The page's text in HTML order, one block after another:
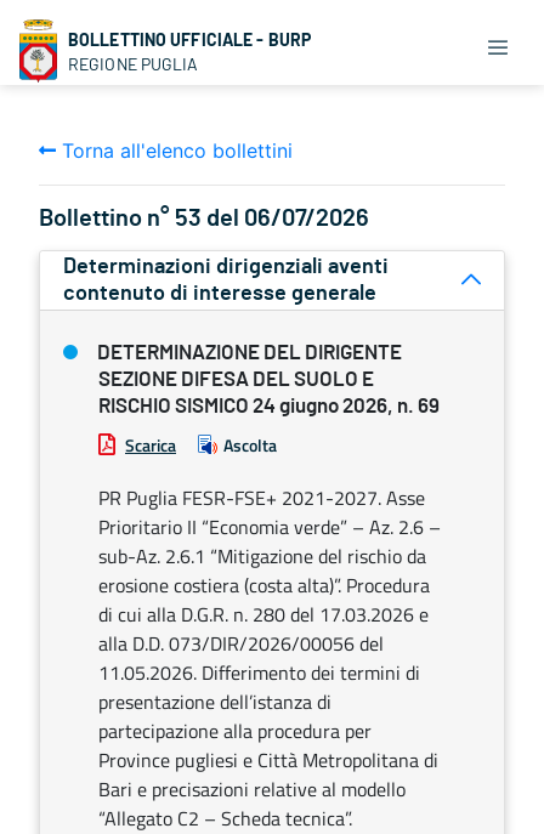
BOLLETTINO UFFICIALE - BURP
REGIONE PUGLIA
Torna all'elenco bollettini
Bollettino n° 53 del 06/07/2026
Determinazioni dirigenziali aventi
contenuto di interesse generale
DETERMINAZIONE DEL DIRIGENTE
SEZIONE DIFESA DEL SUOLO E
RISCHIO SISMICO 24 giugno 2026, n. 69
Scarica Ascolta
PR Puglia FESR-FSE+ 2021-2027. Asse
Prioritario II “Economia verde” – Az. 2.6 –
sub-Az. 2.6.1 “Mitigazione del rischio da
erosione costiera (costa alta)”. Procedura
di cui alla D.G.R. n. 280 del 17.03.2026 e
alla D.D. 073/DIR/2026/00056 del
11.05.2026. Differimento dei termini di
presentazione dell’istanza di
partecipazione alla procedura per
Province pugliesi e Città Metropolitana di
Bari e precisazioni relative al modello
“Allegato C2 – Scheda tecnica”.